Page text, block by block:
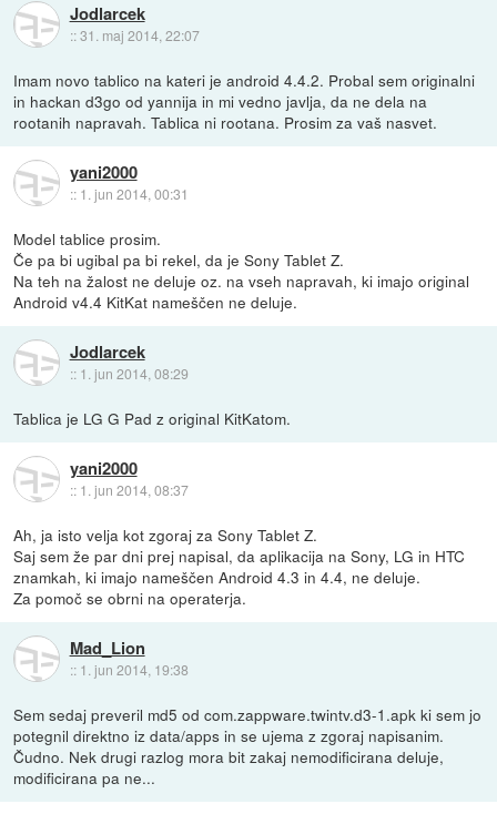
Jodlarcek
::31. maj 2014, 22:07
Imam novo tablico na kateri je android 4.4.2. Probal sem originalni
in hackan d3go od yannija in mi vedno javlja, da ne dela na
rootanih napravah. Tablica ni rootana. Prosim za vaš nasvet.
yani2000
:: 1. jun 2014, 00:31
Model tablice prosim.
Če pa bi ugibal pa bi rekel, da je Sony Tablet Z.
Na teh na žalost ne deluje oz. na vseh napravah, ki imajo original
Android v4.4 KitKat nameščen ne deluje.
Jodlarcek
:: 1. jun 2014, 08:29
Tablica je LG G Pad z original KitKatom.
yani2000
:: 1. jun 2014, 08:37
Ah, ja isto velja kot zgoraj za Sony Tablet Z.
Saj sem že par dni prej napisal, da aplikacija na Sony, LG in HTC
znamkah, ki imajo nameščen Android 4.3 in 4.4, ne deluje.
Za pomoč se obrni na operaterja.
Mad_Lion
:: 1. jun 2014, 19:38
Sem sedaj preveril md5 od com.zappware.twintv.d3-1.apk ki sem jo
potegnil direktno iz data/apps in se ujema z zgoraj napisanim.
Čudno. Nek drugi razlog mora bit zakaj nemodificirana deluje,
modificirana pa ne...